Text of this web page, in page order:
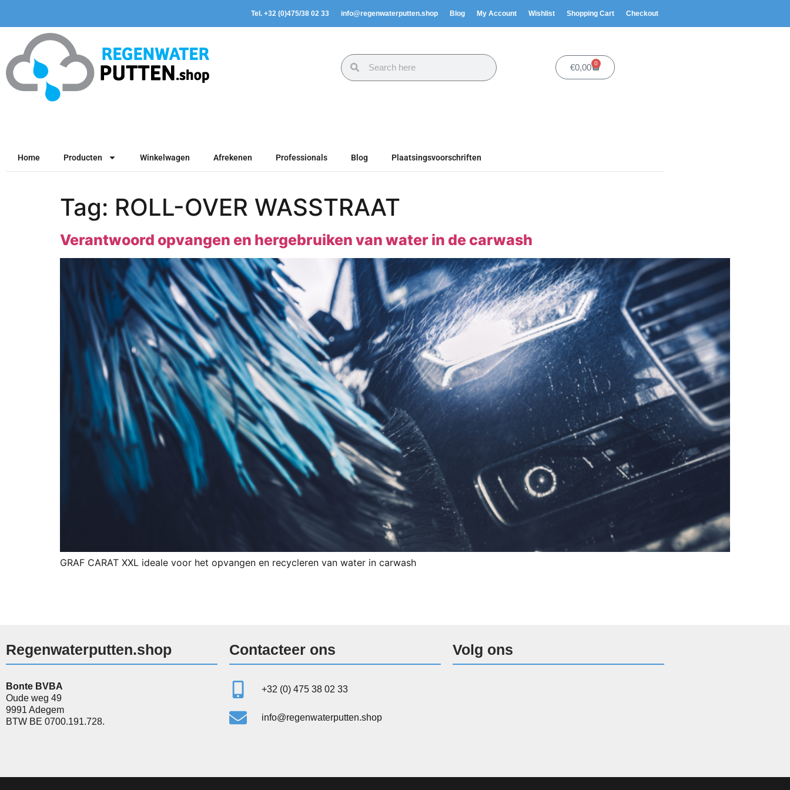
Tel. +32 (0)475/38 02 33 info@regenwaterputten.shop Blog My Account Wishlist Shopping Cart Checkout
€0,00 0
Home Producten Winkelwagen Afrekenen Professionals Blog Plaatsingsvoorschriften
Tag: ROLL-OVER WASSTRAAT
Verantwoord opvangen en hergebruiken van water in de carwash
GRAF CARAT XXL ideale voor het opvangen en recycleren van water in carwash
Regenwaterputten.shop
Bonte BVBA
Oude weg 49
9991 Adegem
BTW BE 0700.191.728.
Contacteer ons
+32 (0) 475 38 02 33
info@regenwaterputten.shop
Volg ons